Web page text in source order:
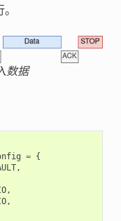
数据
= {
,
,
,